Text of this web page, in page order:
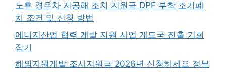
노후 경유차 저공해 조치 지원금 DPF 부착 조기폐
차 조건 및 신청 방법
에너지산업 협력 개발 지원 사업 개도국 진출 기회
잡기
해외자원개발 조사지원금 2026년 신청하세요 정부